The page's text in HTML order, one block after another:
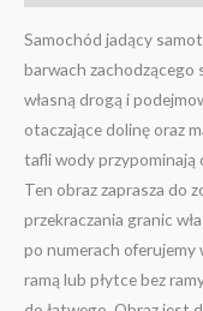
Samochód jadący
barwach zachodzącego
własną drogą i
otaczające dolinę oraz
tafli wody przypominają
Ten obraz zaprasza do
przekraczania granic
po numerach oferujemy
ramą lub płytce bez